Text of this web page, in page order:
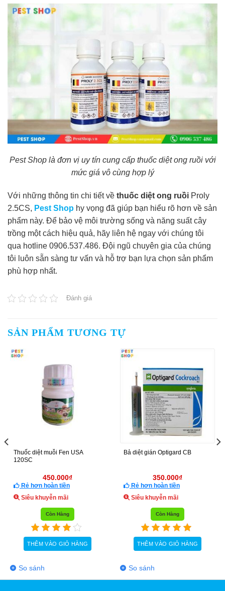
Pest Shop là đơn vị uy tín cung cấp thuốc diệt ong ruồi với
mức giá vô cùng hợp lý
Với những thông tin chi tiết về thuốc diệt ong ruồi Proly
2.5CS, Pest Shop hy vọng đã giúp bạn hiểu rõ hơn về sản
phẩm này. Để bảo vệ môi trường sống và năng suất cây
trồng một cách hiệu quả, hãy liên hệ ngay với chúng tôi
qua hotline 0906.537.486. Đội ngũ chuyên gia của chúng
tôi luôn sẵn sàng tư vấn và hỗ trợ bạn lựa chọn sản phẩm
phù hợp nhất.
Đánh giá
SẢN PHẨM TƯƠNG TỰ
Thuốc diệt muỗi Fen USA
120SC
450.000₫
Rẻ hơn hoàn tiền
Siêu khuyễn mãi
Còn Hàng
THÊM VÀO GIỎ HÀNG
So sánh
Bả diệt gián Optigard CB
350.000₫
Rẻ hơn hoàn tiền
Siêu khuyễn mãi
Còn Hàng
THÊM VÀO GIỎ HÀNG
So sánh